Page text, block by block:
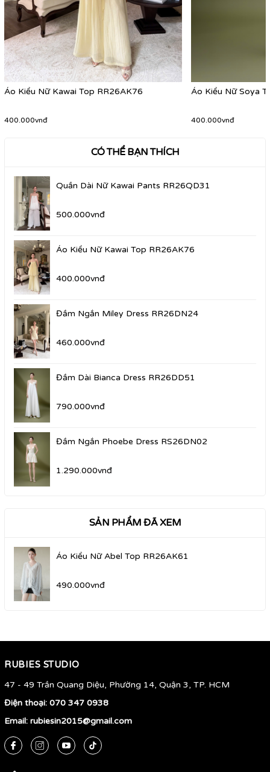
Áo Kiểu Nữ Kawai Top RR26AK76
400.000vnđ
Áo Kiểu Nữ Soya
400.000vnđ
CÓ THỂ BẠN THÍCH
Quần Dài Nữ Kawai Pants RR26QD31
500.000vnđ
Áo Kiểu Nữ Kawai Top RR26AK76
400.000vnđ
Đầm Ngắn Miley Dress RR26DN24
460.000vnđ
Đầm Dài Bianca Dress RR26DD51
790.000vnđ
Đầm Ngắn Phoebe Dress RS26DN02
1.290.000vnđ
SẢN PHẨM ĐÃ XEM
Áo Kiểu Nữ Abel Top RR26AK61
490.000vnđ
RUBIES STUDIO
47 - 49 Trần Quang Diệu, Phường 14, Quận 3, TP. HCM
Điện thoại: 070 347 0938
Email: rubiesin2015@gmail.com